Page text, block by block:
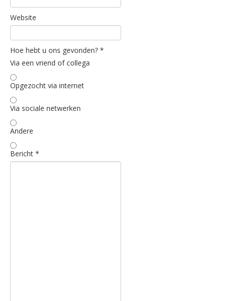
Website
Hoe hebt u ons gevonden? *
Via een vriend of collega
Opgezocht via internet
Via sociale netwerken
Andere
Bericht *